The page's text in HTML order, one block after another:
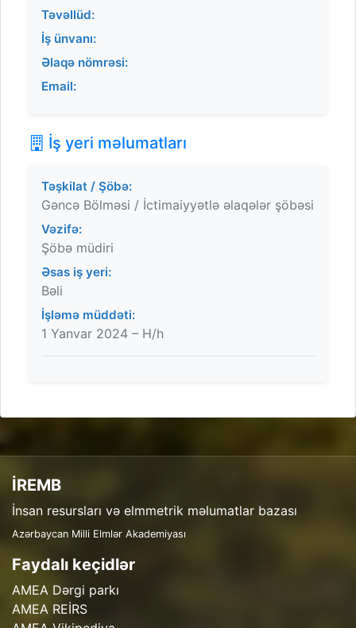
Təvəllüd:
İş ünvanı:
Əlaqə nömrəsi:
Email:
İş yeri məlumatları
Təşkilat / Şöbə:
Gəncə Bölməsi / İctimaiyyətlə əlaqələr şöbəsi
Vəzifə:
Şöbə müdiri
Əsas iş yeri:
Bəli
İşləmə müddəti:
1 Yanvar 2024 – H/h
İREMB
İnsan resursları və elmmetrik məlumatlar bazası
Azərbaycan Milli Elmlər Akademiyası
Faydalı keçidlər
AMEA Dərgi parkı
AMEA REİRS